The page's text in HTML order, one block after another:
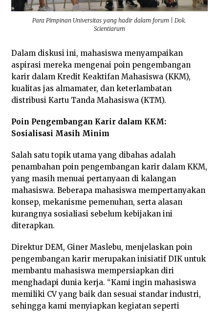
Para Pimpinan Universitas yang hadir dalam forum | Dok.
Scientiarum
Dalam diskusi ini, mahasiswa menyampaikan
aspirasi mereka mengenai poin pengembangan
karir dalam Kredit Keaktifan Mahasiswa (KKM),
kualitas jas almamater, dan keterlambatan
distribusi Kartu Tanda Mahasiswa (KTM).
Poin Pengembangan Karir dalam KKM:
Sosialisasi Masih Minim
Salah satu topik utama yang dibahas adalah
penambahan poin pengembangan karir dalam KKM,
yang masih menuai pertanyaan di kalangan
mahasiswa. Beberapa mahasiswa mempertanyakan
konsep, mekanisme pemenuhan, serta alasan
kurangnya sosialiasi sebelum kebijakan ini
diterapkan.
Direktur DEM, Giner Maslebu, menjelaskan poin
pengembangan karir merupakan inisiatif DIK untuk
membantu mahasiswa mempersiapkan diri
menghadapi dunia kerja. “Kami ingin mahasiswa
memiliki CV yang baik dan sesuai standar industri,
sehingga kami menyiapkan kegiatan seperti